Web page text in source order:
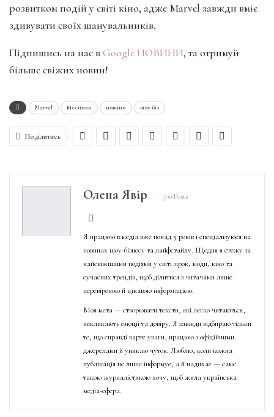
розвитком подій у світі кіно, адже Marvel завжди вміє
здивувати своїх шанувальників.
Підпишись на нас в Google НОВИНИ, та отримуй
більше свіжих новин!
Marvel Месники новини шоу-біз
Поділитись
Олена Явір 700 Posts
Я працюю в медіа вже понад 5 років і спеціалізуюся на
новинах шоу-бізнесу та лайфстайлу. Щодня я стежу за
найсвіжішими подіями у світі зірок, моди, кіно та
сучасних трендів, щоб ділитися з читачами лише
перевіреною й цікавою інформацією.
Моя мета — створювати тексти, які легко читаються,
викликають емоції та довіру. Я завжди відбираю тільки
те, що справді варте уваги, працюю з офіційними
джерелами й уникаю чуток. Люблю, коли кожна
публікація не лише інформує, а й надихає — саме
такою журналістикою хочу, щоб жила українська
медіа-сфера.